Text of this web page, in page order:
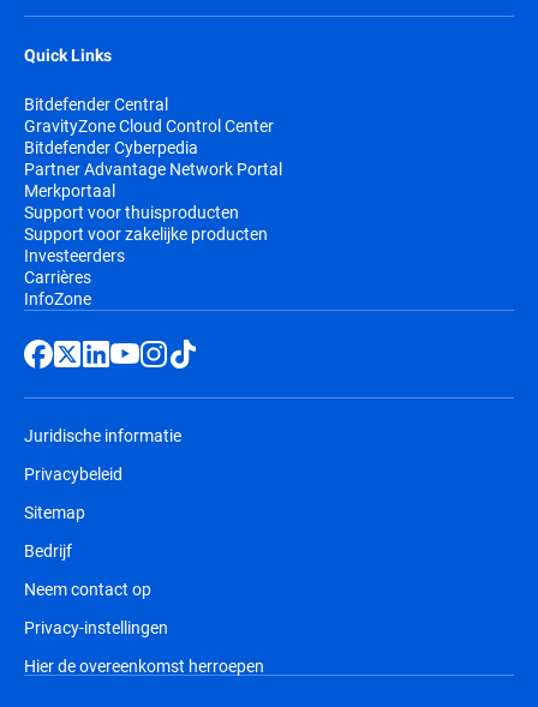
Quick Links
Bitdefender Central
GravityZone Cloud Control Center
Bitdefender Cyberpedia
Partner Advantage Network Portal
Merkportaal
Support voor thuisproducten
Support voor zakelijke producten
Investeerders
Carrières
InfoZone
Juridische informatie
Privacybeleid
Sitemap
Bedrijf
Neem contact op
Privacy-instellingen
Hier de overeenkomst herroepen